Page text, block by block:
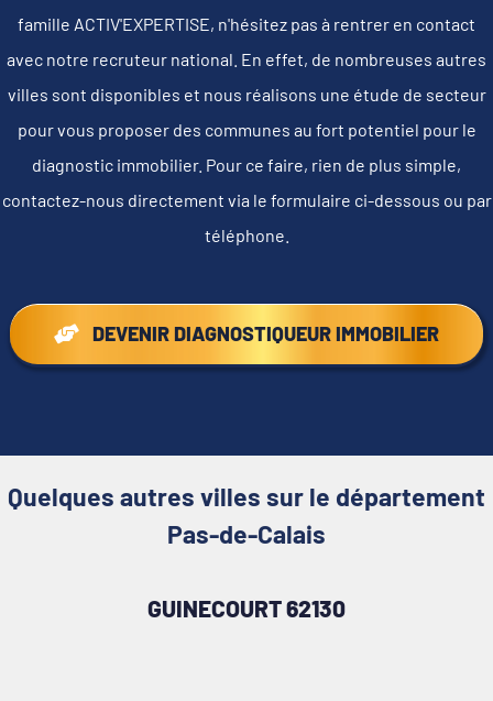
famille ACTIV'EXPERTISE, n'hésitez pas à rentrer en contact
avec notre recruteur national. En effet, de nombreuses autres
villes sont disponibles et nous réalisons une étude de secteur
pour vous proposer des communes au fort potentiel pour le
diagnostic immobilier. Pour ce faire, rien de plus simple,
contactez-nous directement via le formulaire ci-dessous ou par
téléphone.
DEVENIR DIAGNOSTIQUEUR IMMOBILIER
Quelques autres villes sur le département
Pas-de-Calais
GUINECOURT 62130